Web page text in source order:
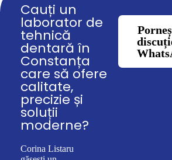
Cauți un
laborator de
tehnică
dentară în
Constanța
care să ofere
calitate,
precizie și
soluții
moderne?
Corina Listaru